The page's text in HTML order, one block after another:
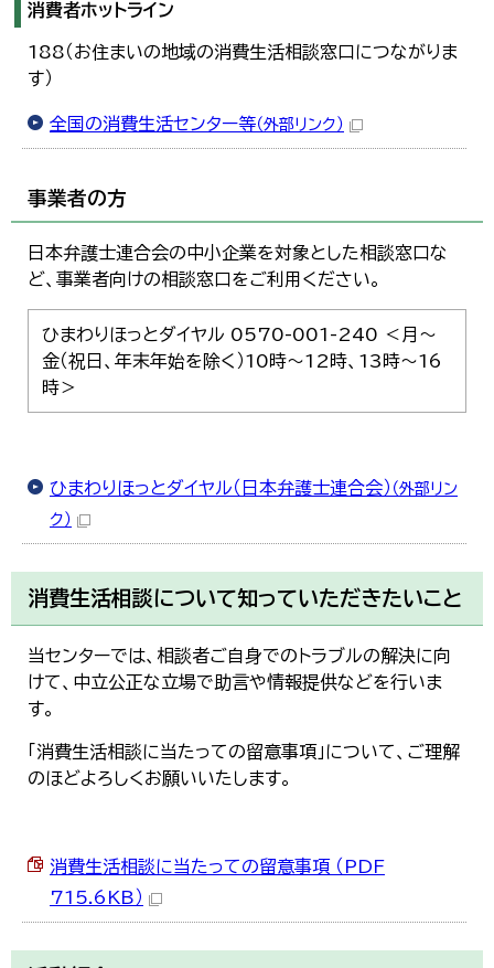
消費者ホットライン
188（お住まいの地域の消費生活相談窓口につながりま
す）
全国の消費生活センター等（外部リンク）
事業者の方
日本弁護士連合会の中小企業を対象とした相談窓口な
ど、事業者向けの相談窓口をご利用ください。
ひまわりほっとダイヤル 0570-001-240 ＜月～
金（祝日、年末年始を除く）10時～12時、13時～16
時＞
ひまわりほっとダイヤル（日本弁護士連合会） （外部リン
ク）
消費生活相談について知っていただきたいこと
当センターでは、相談者ご自身でのトラブルの解決に向
けて、中立公正な立場で助言や情報提供などを行いま
す。
「消費生活相談に当たっての留意事項」について、ご理解
のほどよろしくお願いいたします。
消費生活相談に当たっての留意事項 （PDF
715.6KB）